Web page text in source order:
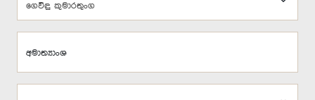
ගෙවිඳු කුමාරතුංග
අමාත්‍යාංශ